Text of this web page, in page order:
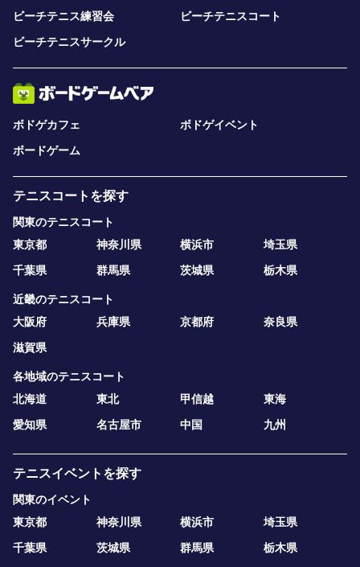
ビーチテニス練習会
ビーチテニスコート
ビーチテニスサークル
ボドゲカフェ
ボドゲイベント
ボードゲーム
テニスコートを探す
関東のテニスコート
東京都
神奈川県 横浜市
埼玉県
千葉県
群馬県 茨城県 栃木県
近畿のテニスコート
大阪府
兵庫県 京都府
奈良県
滋賀県
各地域のテニスコート
北海道
東北 甲信越
東海
愛知県
名古屋市 中国 九州
テニスイベントを探す
関東のイベント
東京都
神奈川県 横浜市
埼玉県
千葉県
茨城県 群馬県 栃木県